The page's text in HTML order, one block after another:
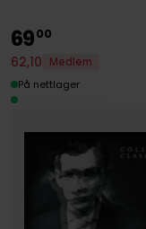
6900
62,10
Medlem
På nettlager